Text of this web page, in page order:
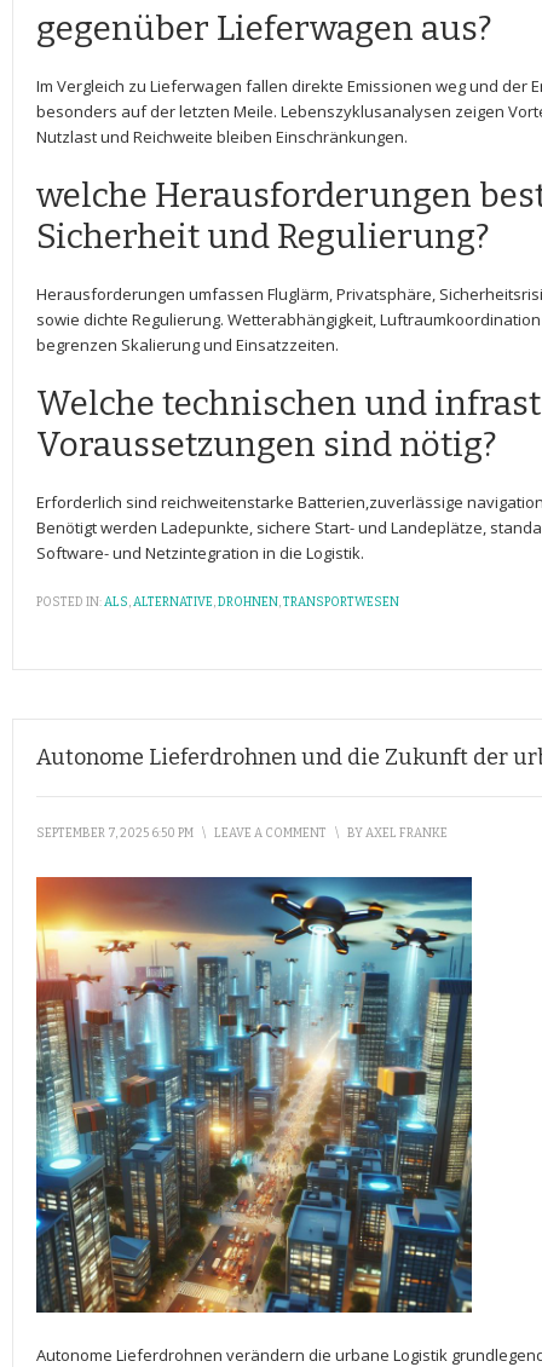
gegenüber Lieferwagen aus?
Im Vergleich zu ⁢Lieferwagen fallen direkte Emissionen weg‍ und der
besonders auf der letzten Meile. Lebenszyklusanalysen​ zeigen​
Nutzlast und Reichweite bleiben ⁢Einschränkungen.
welche Herausforderungen​
Sicherheit und Regulierung?
Herausforderungen umfassen Fluglärm, Privatsphäre,
sowie dichte Regulierung. ‍Wetterabhängigkeit,
begrenzen Skalierung‌ und⁢ Einsatzzeiten.
Welche ‌technischen ​und⁤
Voraussetzungen sind nötig?
Erforderlich sind ‌reichweitenstarke Batterien,zuverlässige
Benötigt werden Ladepunkte, ‍sichere Start-⁤ und Landeplätze,
Software- und Netzintegration in die⁢ Logistik.
POSTED IN:ALS,ALTERNATIVE,DROHNEN,TRANSPORTWESEN
Autonome Lieferdrohnen und die Zukunft der
SEPTEMBER 7, 2025 6:50 PM \ LEAVE A COMMENT \ BYAXEL FRANKE
Autonome Lieferdrohnen verändern die urbane​ Logistik